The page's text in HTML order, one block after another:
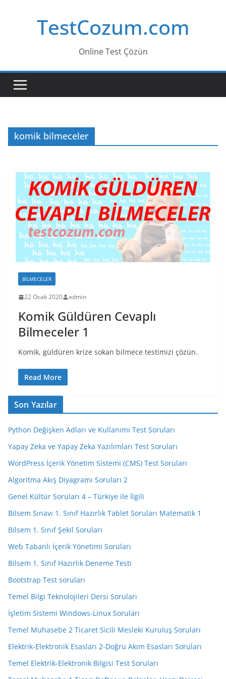
TestCozum.com
Online Test Çözün
komik bilmeceler
BILMECELER
22 Ocak 2020 admin
Komik Güldüren Cevaplı
Bilmeceler 1
Komik, güldüren krize sokan bilmece testimizi çözün.
Read More
Son Yazılar
Python Değişken Adları ve Kullanımı Test Soruları
Yapay Zeka ve Yapay Zeka Yazılımları Test Soruları
WordPress İçerik Yönetim Sistemi (CMS) Test Soruları
Algoritma Akış Diyagramı Soruları 2
Genel Kültür Soruları 4 – Türkiye ile İlgili
Bilsem Sınavı 1. Sınıf Hazırlık Tablet Soruları Matematik 1
Bilsem 1. Sınıf Şekil Soruları
Web Tabanlı İçerik Yönetimi Soruları
Bilsem 1. Sınıf Hazırlık Deneme Testi
Bootstrap Test soruları
Temel Bilgi Teknolojileri Dersi Soruları
İşletim Sistemi Windows-Linux Soruları
Temel Muhasebe 2 Ticaret Sicili Mesleki Kuruluş Soruları
Elektrik-Elektronik Esasları 2-Doğru Akım Esasları Soruları
Temel Elektrik-Elektronik Bilgisi Test Soruları